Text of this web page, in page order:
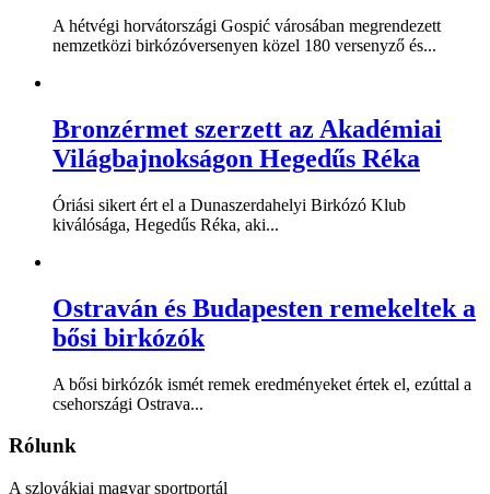
A hétvégi horvátországi Gospić városában megrendezett
nemzetközi birkózóversenyen közel 180 versenyző és...
Bronzérmet szerzett az Akadémiai
Világbajnokságon Hegedűs Réka
Óriási sikert ért el a Dunaszerdahelyi Birkózó Klub
kiválósága, Hegedűs Réka, aki...
Ostraván és Budapesten remekeltek a
bősi birkózók
A bősi birkózók ismét remek eredményeket értek el, ezúttal a
csehországi Ostrava...
Rólunk
A szlovákiai magyar sportportál